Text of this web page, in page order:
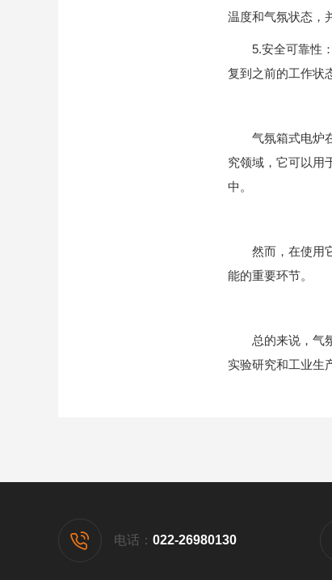
温度和气氛状态，
5.安全可靠性：
复到之前的工作状
气氛箱式电炉在
究领域，它可以用
中。
然而，在使用它
能的重要环节。
总的来说，气氛
实验研究和工业生
电话： 022-26980130